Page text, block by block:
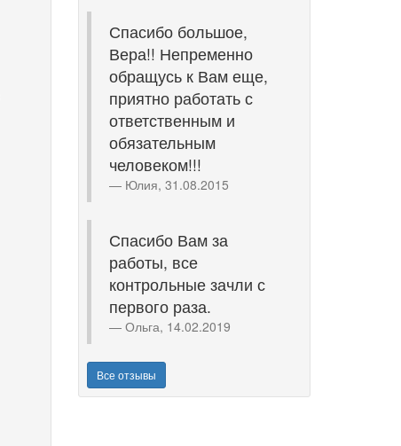
Спасибо большое,
Вера!! Непременно
обращусь к Вам еще,
приятно работать с
ответственным и
обязательным
человеком!!!
Юлия, 31.08.2015
Спасибо Вам за
работы, все
контрольные зачли с
первого раза.
Ольга, 14.02.2019
Все отзывы